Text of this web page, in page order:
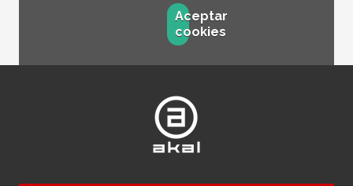
Aceptar
cookies